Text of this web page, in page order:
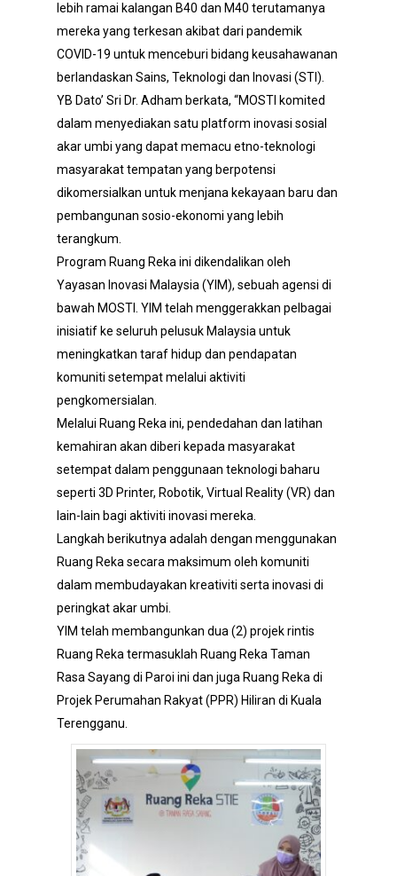
lebih ramai kalangan B40 dan M40 terutamanya
mereka yang terkesan akibat dari pandemik
COVID-19 untuk menceburi bidang keusahawanan
berlandaskan Sains, Teknologi dan Inovasi (STI).
YB Dato’ Sri Dr. Adham berkata, “MOSTI komited
dalam menyediakan satu platform inovasi sosial
akar umbi yang dapat memacu etno-teknologi
masyarakat tempatan yang berpotensi
dikomersialkan untuk menjana kekayaan baru dan
pembangunan sosio-ekonomi yang lebih
terangkum.
Program Ruang Reka ini dikendalikan oleh
Yayasan Inovasi Malaysia (YIM), sebuah agensi di
bawah MOSTI. YIM telah menggerakkan pelbagai
inisiatif ke seluruh pelusuk Malaysia untuk
meningkatkan taraf hidup dan pendapatan
komuniti setempat melalui aktiviti
pengkomersialan.
Melalui Ruang Reka ini, pendedahan dan latihan
kemahiran akan diberi kepada masyarakat
setempat dalam penggunaan teknologi baharu
seperti 3D Printer, Robotik, Virtual Reality (VR) dan
lain-lain bagi aktiviti inovasi mereka.
Langkah berikutnya adalah dengan menggunakan
Ruang Reka secara maksimum oleh komuniti
dalam membudayakan kreativiti serta inovasi di
peringkat akar umbi.
YIM telah membangunkan dua (2) projek rintis
Ruang Reka termasuklah Ruang Reka Taman
Rasa Sayang di Paroi ini dan juga Ruang Reka di
Projek Perumahan Rakyat (PPR) Hiliran di Kuala
Terengganu.